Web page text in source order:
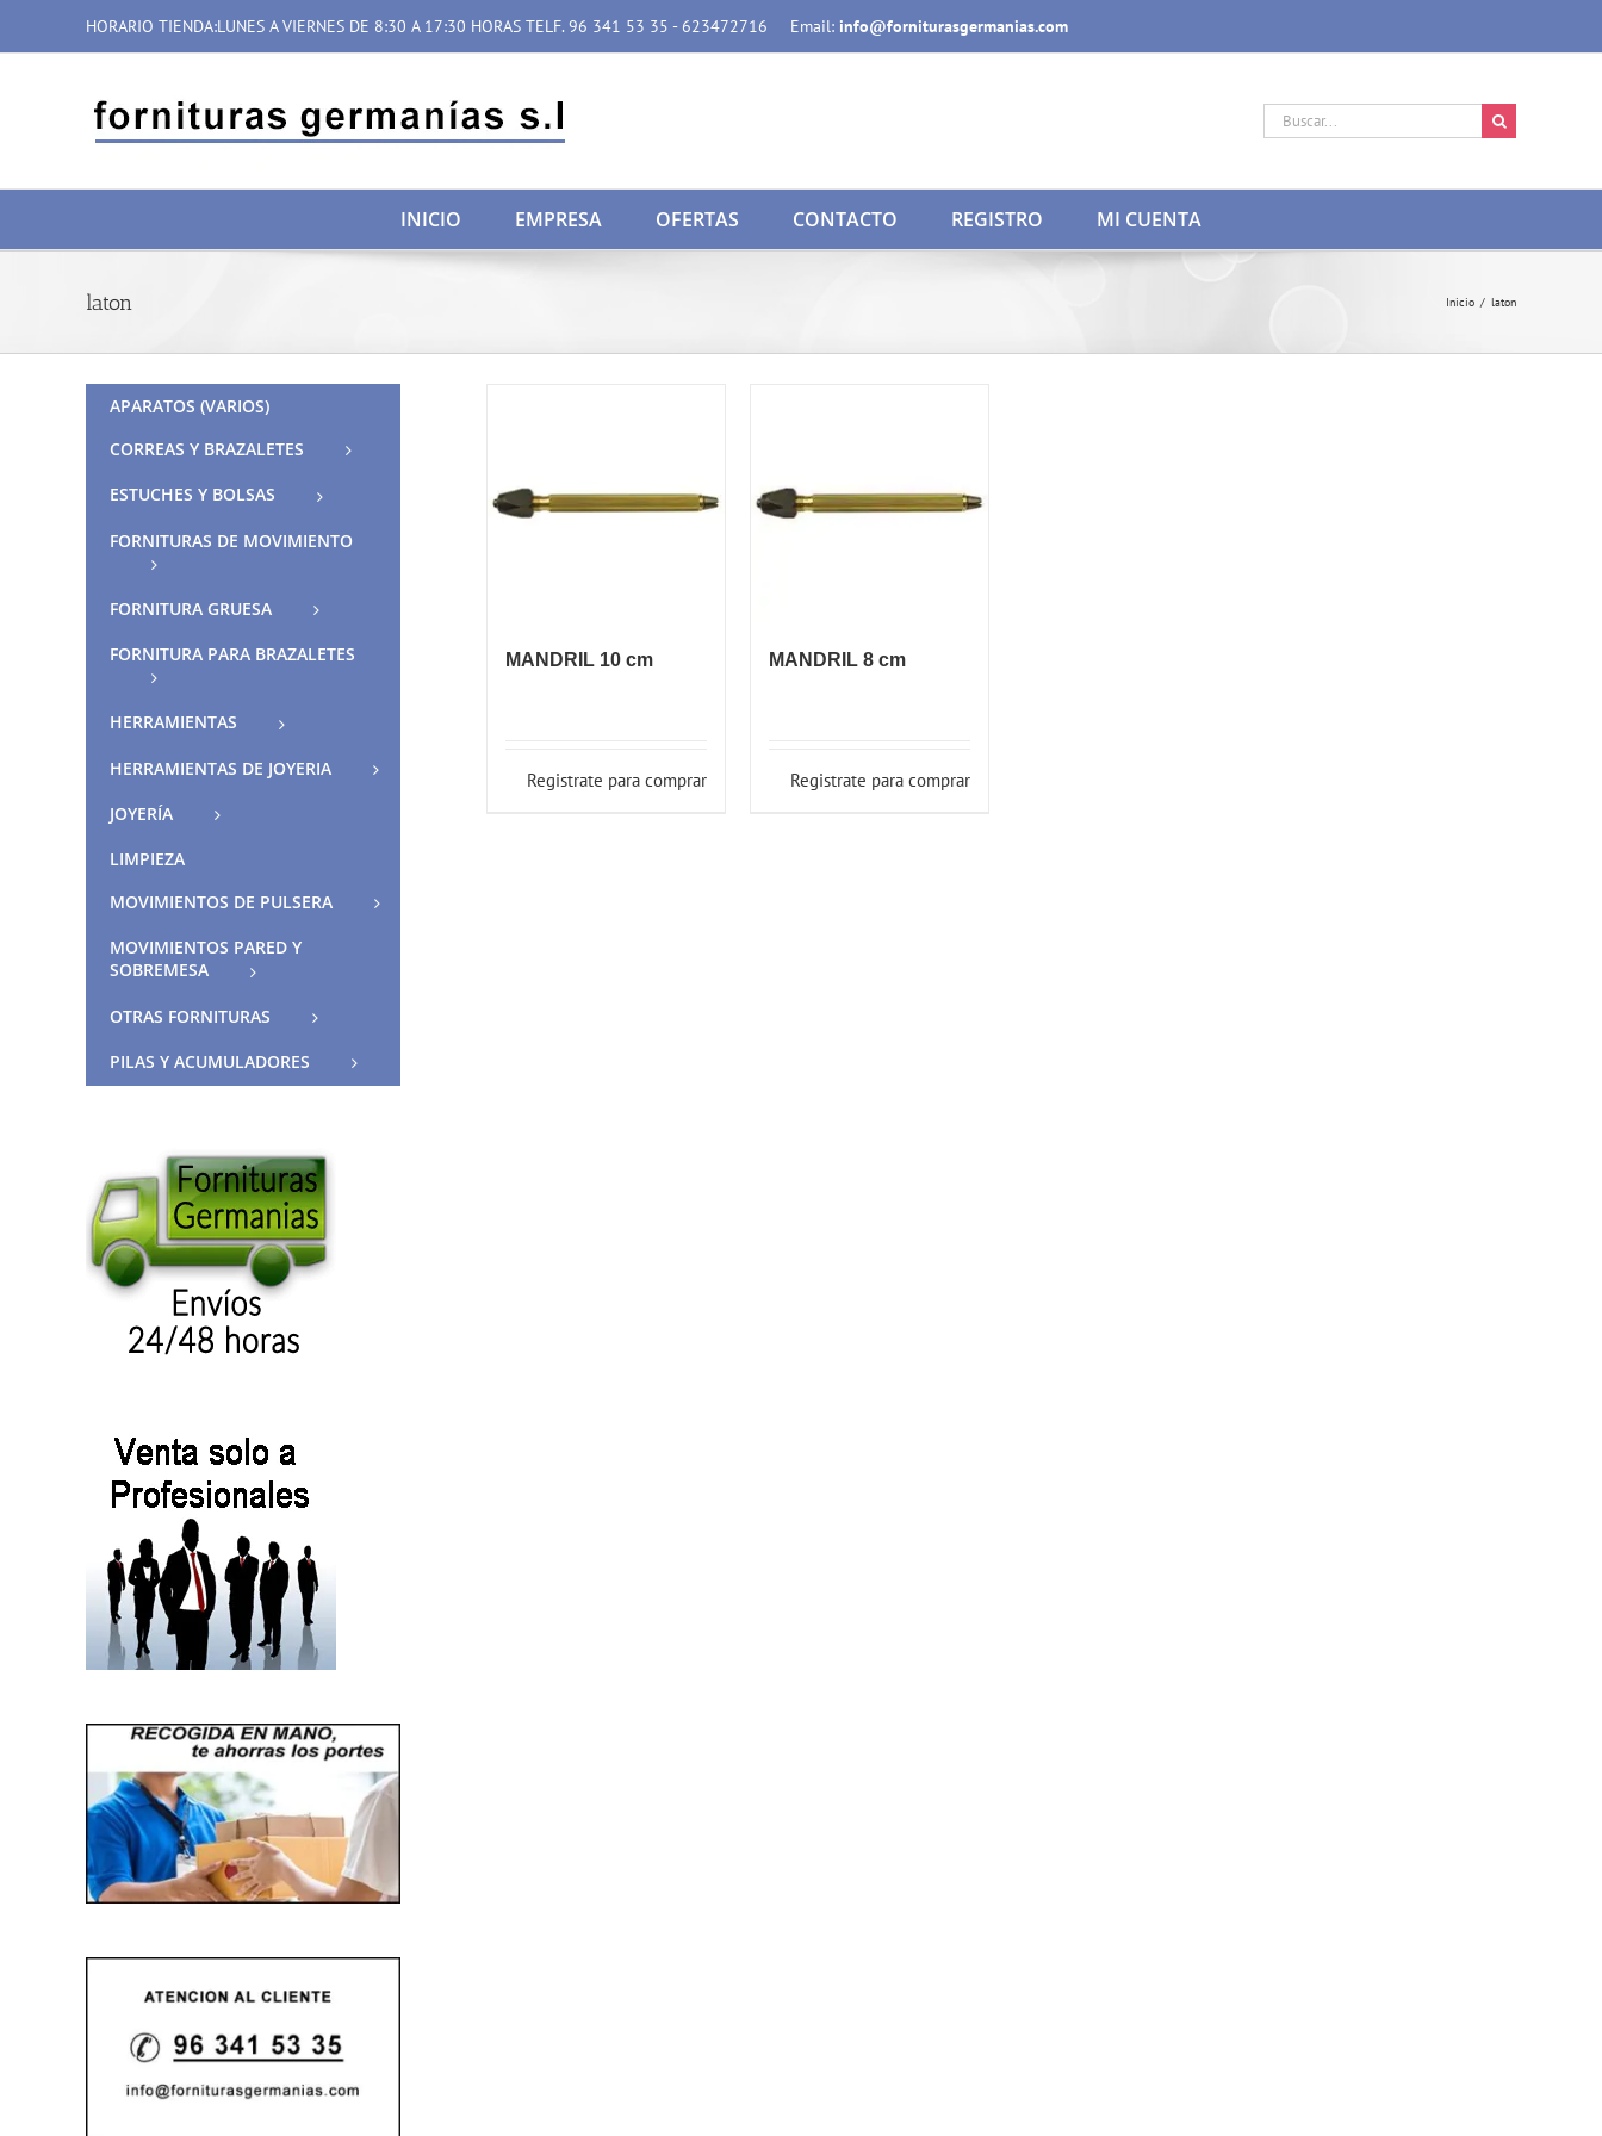
contenido
HORARIO TIENDA:LUNES A VIERNES DE 8:30 A 17:30 HORAS TELF. 96 341 53 35 - 623472716 Email: info@forniturasgermanias.com
Buscar:
INICIO EMPRESA OFERTAS CONTACTO REGISTRO MI CUENTA
laton Inicio / laton
MANDRIL 10 cm
Registrate para comprar
MANDRIL 8 cm
Registrate para comprar
APARATOS (VARIOS)
CORREAS Y BRAZALETES
ESTUCHES Y BOLSAS
FORNITURAS DE MOVIMIENTO
FORNITURA GRUESA
FORNITURA PARA BRAZALETES
HERRAMIENTAS
HERRAMIENTAS DE JOYERIA
JOYERÍA
LIMPIEZA
MOVIMIENTOS DE PULSERA
MOVIMIENTOS PARED Y
SOBREMESA
OTRAS FORNITURAS
PILAS Y ACUMULADORES